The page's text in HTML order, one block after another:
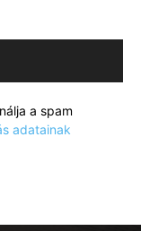
a spam
adatainak